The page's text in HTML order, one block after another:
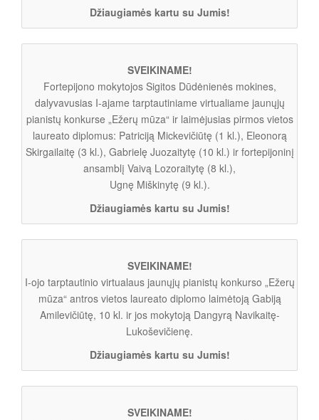
Džiaugiamės kartu su Jumis!
SVEIKINAME!
Fortepijono mokytojos Sigitos Dūdėnienės mokines,
dalyvavusias I-ajame tarptautiniame virtualiame jaunųjų
pianistų konkurse „Ežerų mūza“ ir laimėjusias pirmos vietos
laureato diplomus: Patriciją Mickevičiūtę (1 kl.), Eleonorą
Skirgailaitę (3 kl.), Gabrielę Juozaitytę (10 kl.) ir fortepijoninį
ansamblį Vaivą Lozoraitytę (8 kl.),
Ugnę Miškinytę (9 kl.).
Džiaugiamės kartu su Jumis!
SVEIKINAME!
I-ojo tarptautinio virtualaus jaunųjų pianistų konkurso „Ežerų
mūza“ antros vietos laureato diplomo laimėtoją Gabiją
Amilevičiūtę, 10 kl. ir jos mokytoją Dangyrą Navikaitę-
Lukoševičienę.
Džiaugiamės kartu su Jumis!
SVEIKINAME!